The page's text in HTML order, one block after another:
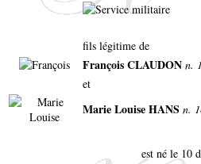
fils légitime de
François CLAUDON n.
et
Marie Louise HANS n.
est né le 10